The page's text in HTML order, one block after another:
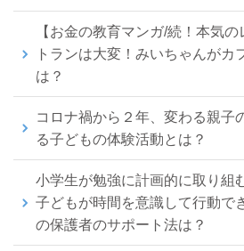
【お金の教育マンガ/続！本気
トランは大変！みいちゃんがカ
は？
コロナ禍から２年、変わる親子
る子どもの体験活動とは？
小学生が勉強に計画的に取り
子どもが時間を意識して行動で
の保護者のサポート法は？